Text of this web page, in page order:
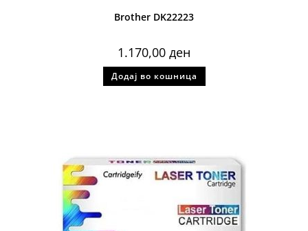
Brother DK22223
1.170,00 ден
Додај во кошница